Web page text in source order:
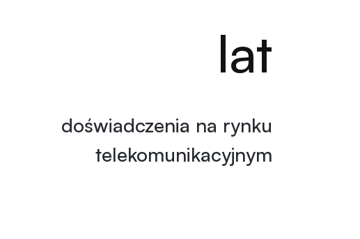
lat
doświadczenia na rynku
telekomunikacyjnym